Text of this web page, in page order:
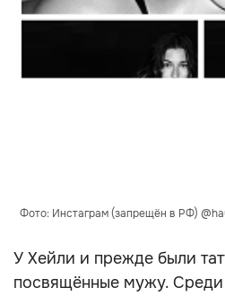
Фото: Инстаграм (запрещён в РФ)
У Хейли и прежде были
посвящённые мужу. Среди